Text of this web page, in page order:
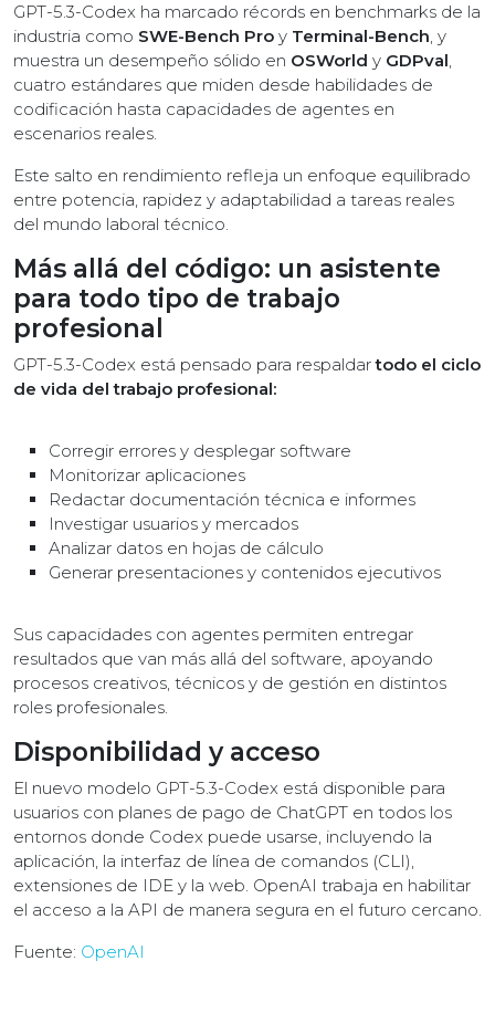
GPT-5.3-Codex ha marcado récords en benchmarks de la
industria como SWE-Bench Pro y Terminal-Bench, y
muestra un desempeño sólido en OSWorld y GDPval,
cuatro estándares que miden desde habilidades de
codificación hasta capacidades de agentes en
escenarios reales.
Este salto en rendimiento refleja un enfoque equilibrado
entre potencia, rapidez y adaptabilidad a tareas reales
del mundo laboral técnico.
Más allá del código: un asistente
para todo tipo de trabajo
profesional
GPT-5.3-Codex está pensado para respaldartodo el ciclo
de vida del trabajo profesional:
Corregir errores y desplegar software
Monitorizar aplicaciones
Redactar documentación técnica e informes
Investigar usuarios y mercados
Analizar datos en hojas de cálculo
Generar presentaciones y contenidos ejecutivos
Sus capacidades con agentes permiten entregar
resultados que van más allá del software, apoyando
procesos creativos, técnicos y de gestión en distintos
roles profesionales.
Disponibilidad y acceso
El nuevo modelo GPT-5.3-Codex está disponible para
usuarios con planes de pago de ChatGPT en todos los
entornos donde Codex puede usarse, incluyendo la
aplicación, la interfaz de línea de comandos (CLI),
extensiones de IDE y la web. OpenAI trabaja en habilitar
el acceso a la API de manera segura en el futuro cercano.
Fuente: OpenAI